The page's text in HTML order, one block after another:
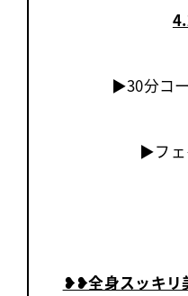
▶30分コ
▶フェ
❥︎❥全身スッキ